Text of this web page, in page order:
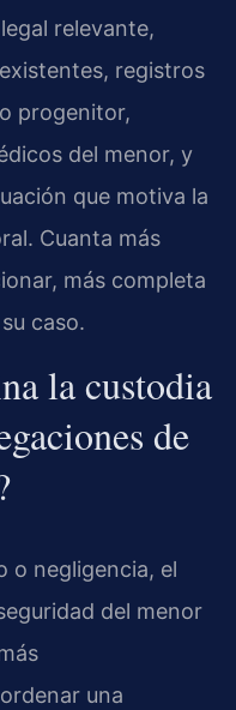
relevante,
registros
progenitor,
del menor, y
que motiva la
Cuanta más
más completa
caso.
la custodia
de
o negligencia, el
del menor
una